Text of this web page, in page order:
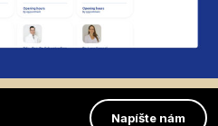
Napíšte nám